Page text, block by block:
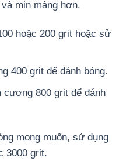
mịn màng hơn.
hoặc 200 grit hoặc sử
400 grit để đánh bóng.
cương 800 grit để đánh
mong muốn, sử dụng
3000 grit.